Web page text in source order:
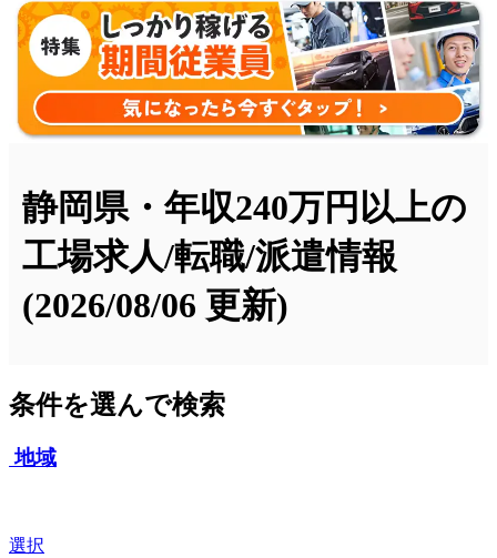
静岡県・年収240万円以上の
工場求人/転職/派遣情報
(2026/08/06 更新)
条件を選んで検索
地域
選択